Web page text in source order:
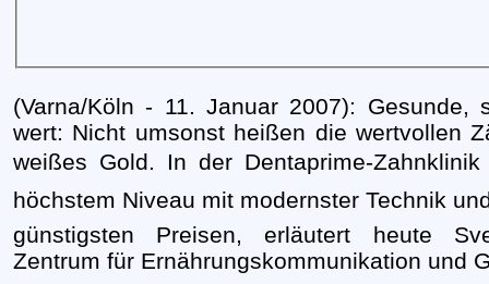
(Varna/Köln - 11. Januar 2007): Gesunde,
wert: Nicht umsonst heißen die wertvollen
weißes Gold. In der Dentaprime-
höchstem Niveau mit modernster Technik
günstigsten Preisen, erläutert heute
Zentrum für Ernährungskommunikation und